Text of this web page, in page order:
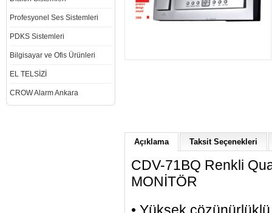
Profesyonel Ses Sistemleri
PDKS Sistemleri
Bilgisayar ve Ofis Ürünleri
EL TELSİZİ
CROW Alarm Ankara
Açıklama Taksit Seçenekleri
CDV-71BQ Renkli
MONİTÖR